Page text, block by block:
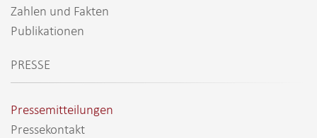
Zahlen und Fakten
Publikationen
PRESSE
Pressemitteilungen
Pressekontakt